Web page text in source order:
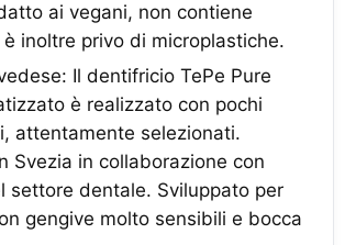
ai vegani, non contiene
inoltre privo di microplastiche.
Il dentifricio TePe Pure
è realizzato con pochi
attentamente selezionati.
Svezia in collaborazione con
settore dentale. Sviluppato per
gengive molto sensibili e bocca